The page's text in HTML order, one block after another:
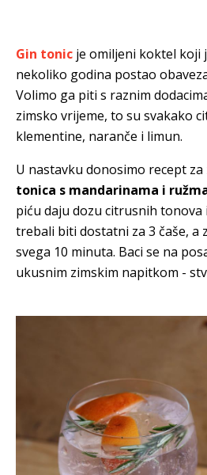
Gin tonic je omiljeni koktel koji
nekoliko godina postao
Volimo ga piti s raznim
zimsko vrijeme, to su svakako
klementine, naranče i limun.
U nastavku donosimo recept
tonica s mandarinama i
piću daju dozu citrusnih tonova
trebali biti dostatni za 3 čaše, a
svega 10 minuta. Baci se na
ukusnim zimskim napitkom -